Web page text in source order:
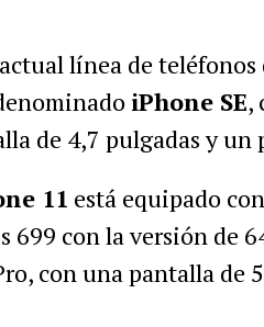
línea de
iPhone SE,
de 4,7 pulgadas y un
11 está equipado
699 con la versión de
con una pantalla de